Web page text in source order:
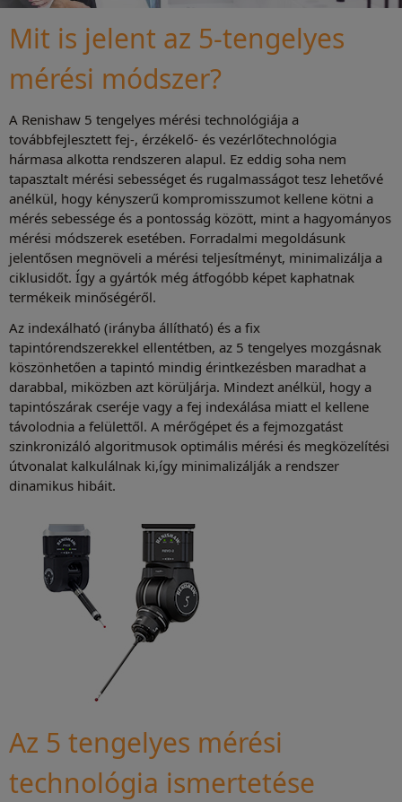
Mit is jelent az 5-tengelyes
mérési módszer?
A Renishaw 5 tengelyes mérési technológiája a
továbbfejlesztett fej-, érzékelő- és vezérlőtechnológia
hármasa alkotta rendszeren alapul. Ez eddig soha nem
tapasztalt mérési sebességet és rugalmasságot tesz lehetővé
anélkül, hogy kényszerű kompromisszumot kellene kötni a
mérés sebessége és a pontosság között, mint a hagyományos
mérési módszerek esetében. Forradalmi megoldásunk
jelentősen megnöveli a mérési teljesítményt, minimalizálja a
ciklusidőt. Így a gyártók még átfogóbb képet kaphatnak
termékeik minőségéről.
Az indexálható (irányba állítható) és a fix
tapintórendszerekkel ellentétben, az 5 tengelyes mozgásnak
köszönhetően a tapintó mindig érintkezésben maradhat a
darabbal, miközben azt körüljárja. Mindezt anélkül, hogy a
tapintószárak cseréje vagy a fej indexálása miatt el kellene
távolodnia a felülettől. A mérőgépet és a fejmozgatást
szinkronizáló algoritmusok optimális mérési és megközelítési
útvonalat kalkulálnak ki,így minimalizálják a rendszer
dinamikus hibáit.
Az 5 tengelyes mérési
technológia ismertetése